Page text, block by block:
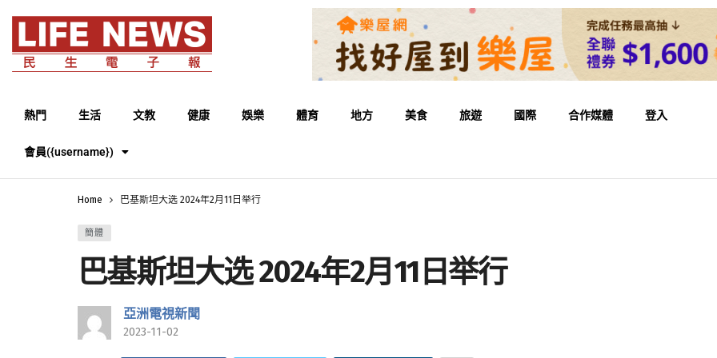
熱門 生活 文教 健康 娛樂 體育 地方 美食 旅遊 國際 合作媒體 登入
會員({username})
Home 巴基斯坦大选 2024年2月11日举行
簡體
巴基斯坦大选 2024年2月11日举行
亞洲電視新聞
2023-11-02